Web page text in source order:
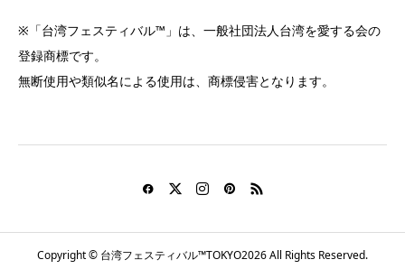
※「台湾フェスティバル™」は、一般社団法人台湾を愛する会の
登録商標です。
無断使用や類似名による使用は、商標侵害となります。
Copyright © 台湾フェスティバル™TOKYO2026 All Rights Reserved.